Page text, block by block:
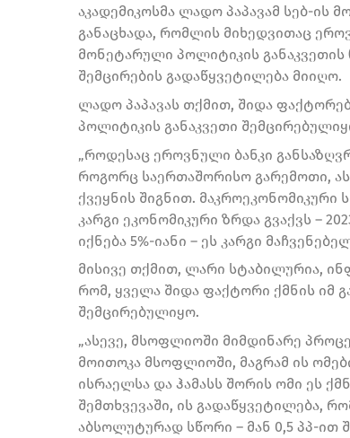
აკადემიკოსმა ლადო პაპავამ სებ-ის
განაცხადა, რომლის მიხედვითაც
მონეტარული პოლიტიკის
შემცირების გადაწყვეტილება მიიღო.
ლადო პაპავას თქმით, შიდა
პოლიტიკის განაკვეთი
„როდესაც ეროვნული ბანკი
როგორც საერთაშორისო გარემოთი,
ქვეყნის შიგნით. მაკროეკონომიკური
კარგი ეკონომიკური ზრდა გვაქვს –
იქნება 5%-იანი – ეს კარგი
მისივე თქმით, ლარი სტაბილურია,
რომ, ყველა შიდა ფაქტორი ქმნის იმ
შემცირებულიყო.
„ასევე, მსოფლიოში მიმდინარე
მოითოკა მსოფლიოში, მაგრამ ის
ისრაელსა და ჰამასს შორის ომი ეს
შემთხვევაში, ის გადაწყვეტილება,
აბსოლუტურად სწორი – მან 0,5 პპ-ით